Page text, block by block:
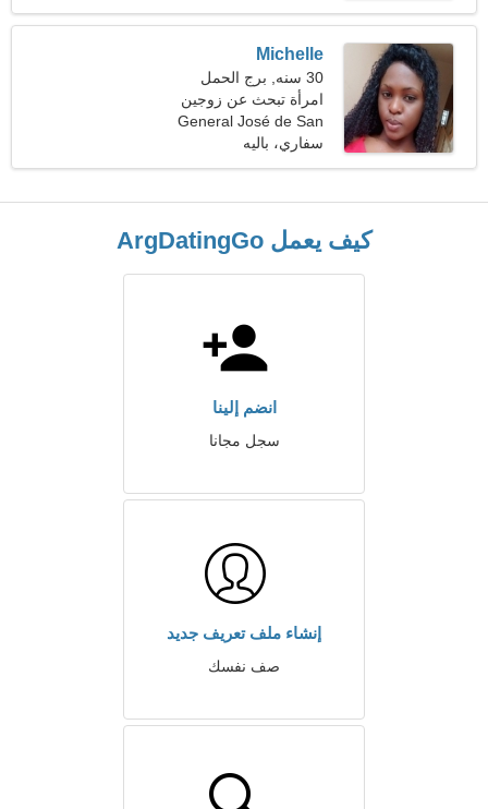
Michelle
30 سنه, برج الحمل
امرأة تبحث عن زوجين
General José de San
Martín، الأرجنتين
سفاري، باليه
كيف يعمل ArgDatingGo
انضم إلينا
سجل مجانا
إنشاء ملف تعريف جديد
صف نفسك